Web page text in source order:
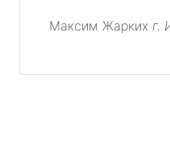
Максим Жарких г.